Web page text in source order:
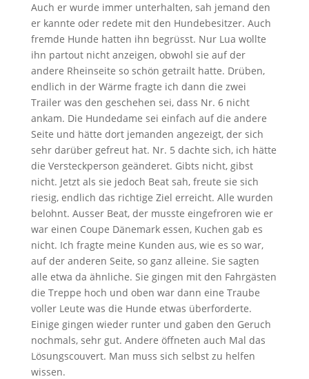
Auch er wurde immer unterhalten, sah jemand den
er kannte oder redete mit den Hundebesitzer. Auch
fremde Hunde hatten ihn begrüsst. Nur Lua wollte
ihn partout nicht anzeigen, obwohl sie auf der
andere Rheinseite so schön getrailt hatte. Drüben,
endlich in der Wärme fragte ich dann die zwei
Trailer was den geschehen sei, dass Nr. 6 nicht
ankam. Die Hundedame sei einfach auf die andere
Seite und hätte dort jemanden angezeigt, der sich
sehr darüber gefreut hat. Nr. 5 dachte sich, ich hätte
die Versteckperson geänderet. Gibts nicht, gibst
nicht. Jetzt als sie jedoch Beat sah, freute sie sich
riesig, endlich das richtige Ziel erreicht. Alle wurden
belohnt. Ausser Beat, der musste eingefroren wie er
war einen Coupe Dänemark essen, Kuchen gab es
nicht. Ich fragte meine Kunden aus, wie es so war,
auf der anderen Seite, so ganz alleine. Sie sagten
alle etwa da ähnliche. Sie gingen mit den Fahrgästen
die Treppe hoch und oben war dann eine Traube
voller Leute was die Hunde etwas überforderte.
Einige gingen wieder runter und gaben den Geruch
nochmals, sehr gut. Andere öffneten auch Mal das
Lösungscouvert. Man muss sich selbst zu helfen
wissen.